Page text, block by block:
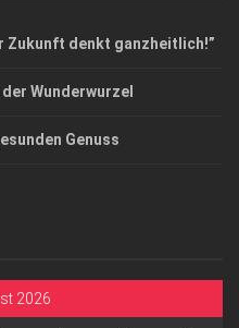
Zukunft denkt ganzheitlich!”
Wunderwurzel
Genuss
2026